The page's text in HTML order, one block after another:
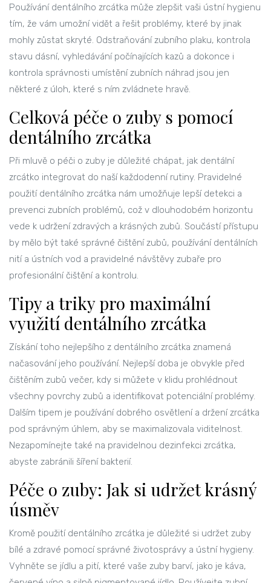
Používání dentálního zrcátka může zlepšit vaši ústní hygienu
tím, že vám umožní vidět a řešit problémy, které by jinak
mohly zůstat skryté. Odstraňování zubního plaku, kontrola
stavu dásní, vyhledávání počínajících kazů a dokonce i
kontrola správnosti umístění zubních náhrad jsou jen
některé z úloh, které s ním zvládnete hravě.
Celková péče o zuby s pomocí
dentálního zrcátka
Při mluvě o péči o zuby je důležité chápat, jak dentální
zrcátko integrovat do naší každodenní rutiny. Pravidelné
použití dentálního zrcátka nám umožňuje lepší detekci a
prevenci zubních problémů, což v dlouhodobém horizontu
vede k udržení zdravých a krásných zubů. Součástí přístupu
by mělo být také správné čištění zubů, používání dentálních
nití a ústních vod a pravidelné návštěvy zubaře pro
profesionální čištění a kontrolu.
Tipy a triky pro maximální
využití dentálního zrcátka
Získání toho nejlepšího z dentálního zrcátka znamená
načasování jeho používání. Nejlepší doba je obvykle před
čištěním zubů večer, kdy si můžete v klidu prohlédnout
všechny povrchy zubů a identifikovat potenciální problémy.
Dalším tipem je používání dobrého osvětlení a držení zrcátka
pod správným úhlem, aby se maximalizovala viditelnost.
Nezapomínejte také na pravidelnou dezinfekci zrcátka,
abyste zabránili šíření bakterií.
Péče o zuby: Jak si udržet krásný
úsměv
Kromě použití dentálního zrcátka je důležité si udržet zuby
bílé a zdravé pomocí správné životosprávy a ústní hygieny.
Vyhněte se jídlu a pití, které vaše zuby barví, jako je káva,